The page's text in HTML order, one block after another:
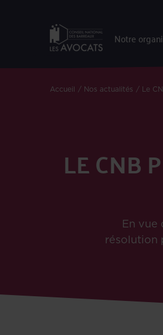
Notre
Accueil Nos actualités Le
LE CNB
En vue
résolution